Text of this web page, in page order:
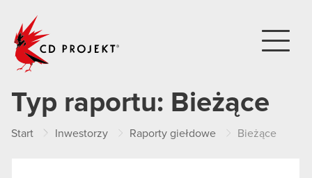
Typ raportu: Bieżące
Start Inwestorzy Raporty giełdowe Bieżące